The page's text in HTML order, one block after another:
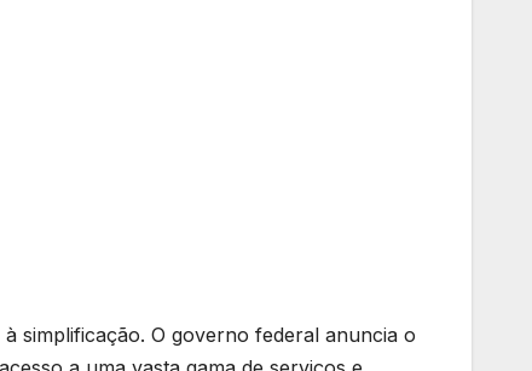
simplificação. O governo federal anuncia o